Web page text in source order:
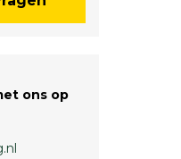
ons op